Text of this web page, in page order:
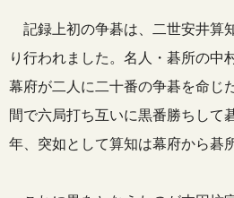
記録上初の争碁は、二世安井算
り行われました。名人・碁所の中
幕府が二人に二十番の争碁を命じ
間で六局打ち互いに黒番勝ちして
年、突如として算知は幕府から碁